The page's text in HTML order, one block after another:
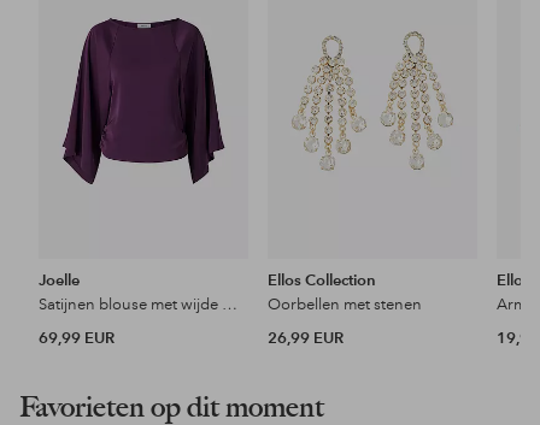
Joelle
Satijnen blouse met wijde mouwen en een gemarkeerde taille
69,99 EUR
Ellos Collection
Oorbellen met stenen
26,99 EUR
Ellos
19,99
Favorieten op dit moment